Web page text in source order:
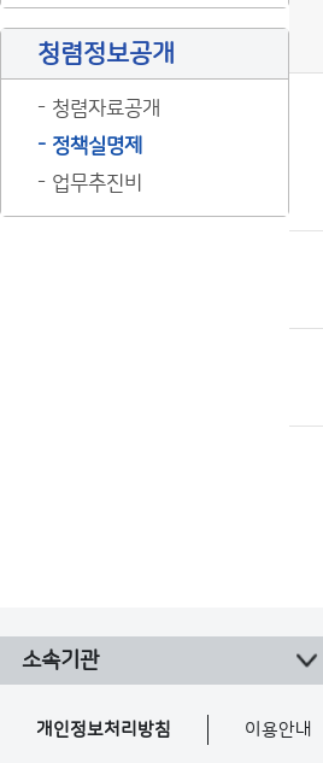
청렴정보공개
청렴자료공개
정책실명제
업무추진비
소속기관
개인정보처리방침 이용안내